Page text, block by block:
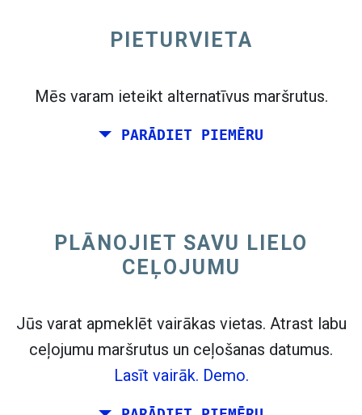
open_in_new
izlidošanas karti.
flight_takeoff flight_land
Izvēlieties precīzus datumusTurp un atpakaļ
Vairākas pilsētas
Izmēģiniet šoopen_in_new
Atrasts iepriekš:
PIETURVIETA
Mēs varam ieteikt alternatīvus maršrutus.
PARĀDIET PIEMĒRU
PLĀNOJIET SAVU LIELO
CEĻOJUMU
Jūs varat apmeklēt vairākas vietas. Atrast labu
ceļojumu maršrutus un ceļošanas datumus.
Lasīt vairāk. Demo.